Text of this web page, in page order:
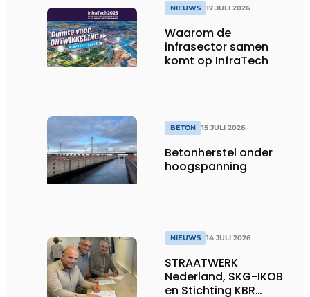
NIEUWS 17 JULI 2026
Waarom de
infrasector samen
komt op InfraTech
BETON 15 JULI 2026
Betonherstel onder
hoogspanning
NIEUWS 14 JULI 2026
STRAATWERK
Nederland, SKG-IKOB
en Stichting KBR